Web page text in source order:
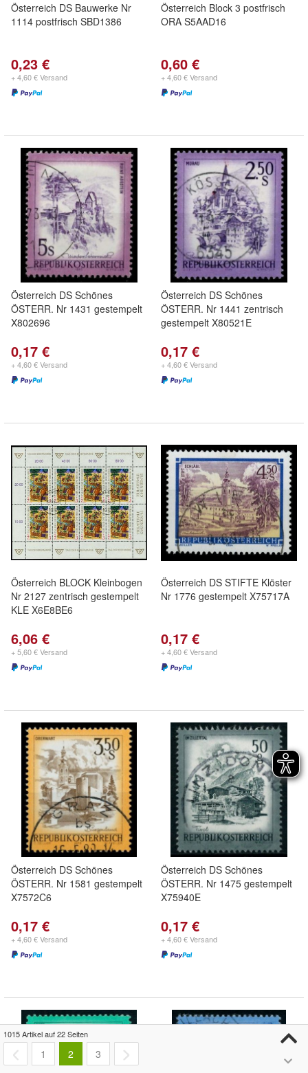
Österreich DS Bauwerke Nr
1114 postfrisch SBD1386
0,23 €
+ 4,60 € Versand
Österreich Block 3 postfrisch
ORA S5AAD16
0,60 €
+ 4,60 € Versand
Österreich DS Schönes
ÖSTERR. Nr 1431 gestempelt
X802696
0,17 €
+ 4,60 € Versand
Österreich DS Schönes
ÖSTERR. Nr 1441 zentrisch
gestempelt X80521E
0,17 €
+ 4,60 € Versand
Österreich BLOCK Kleinbogen
Nr 2127 zentrisch gestempelt
KLE X6E8BE6
6,06 €
+ 5,60 € Versand
Österreich DS STIFTE Klöster
Nr 1776 gestempelt X75717A
0,17 €
+ 4,60 € Versand
Österreich DS Schönes
ÖSTERR. Nr 1581 gestempelt
X7572C6
0,17 €
+ 4,60 € Versand
Österreich DS Schönes
ÖSTERR. Nr 1475 gestempelt
X75940E
0,17 €
+ 4,60 € Versand
1015 Artikel auf 22 Seiten
1 2 3